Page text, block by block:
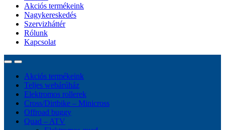
Akciós termékeink
Nagykereskedés
Szervizháttér
Rólunk
Kapcsolat
Akciós termékeink
Teljes webárúház
Elektromos rollerek
Cross/Dirtbike – Minicross
Offroad buggy
Quad – ATV